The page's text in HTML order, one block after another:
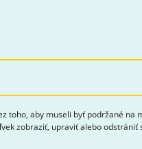
toho, aby museli byť podržané na
zobraziť, upraviť alebo